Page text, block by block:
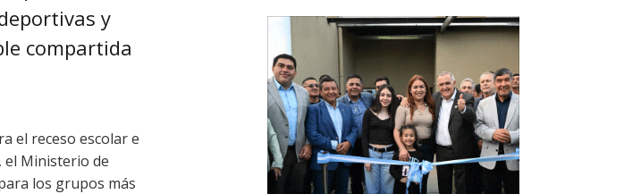
y
compartida
el receso escolar e
el Ministerio de
los grupos más